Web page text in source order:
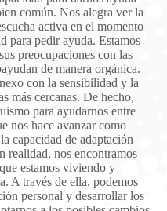
común. Nos alegra ver la
activa en el momento
para pedir ayuda. Estamos
preocupaciones con las
de manera orgánica.
con la sensibilidad y la
más cercanas. De hecho,
para ayudarnos entre
nos hace avanzar como
capacidad de adaptación
realidad, nos encontramos
estamos viviendo y
A través de ella, podemos
personal y desarrollar los